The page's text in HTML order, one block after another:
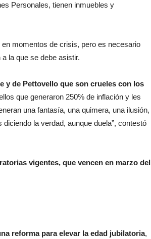
Personales, tienen inmuebles y
momentos de crisis, pero es necesario
la que se debe asistir.
y de Pettovello que son crueles con los
que generaron 250% de inflación y les
una fantasía, una quimera, una ilusión,
la verdad, aunque duela”, contestó
vigentes, que vencen en marzo del
reforma para elevar la edad jubilatoria,